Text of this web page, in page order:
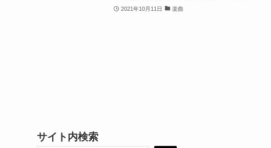
2021年10月11日 楽曲
サイト内検索